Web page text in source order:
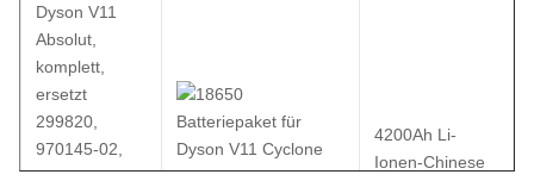
Dyson V11
Absolut,
komplett,
ersetzt
299820,
970145-02,
SV14, Li-Ion,
4200Ah Li-
Ionen-Chinese